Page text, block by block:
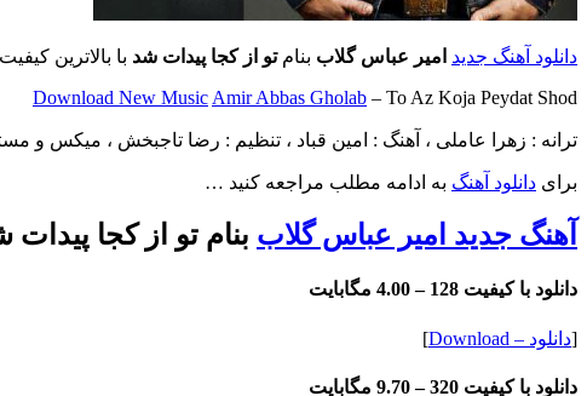
دانلود آهنگ جدید امیر عباس گلاب بنام تو از کجا پیدات شد با بالاترین کیفیت
Download New Music Amir Abbas Gholab – To Az Koja Peydat Shod
ترانه : زهرا عاملی ، آهنگ : امین قباد ، تنظیم : رضا تاجبخش ، میکس و
برای دانلود آهنگ به ادامه مطلب مراجعه کنید …
آهنگ جدید امیر عباس گلاب بنام تو از کجا پیدات
دانلود با کیفیت 128 – 4.00 مگابایت
[دانلود – Download ]
دانلود با کیفیت 320 – 9.70 مگابایت